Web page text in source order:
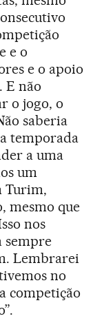
e o
e o apoio
E não
o jogo, o
saberia
temporada
a uma
um
Turim,
mesmo que
nos
sempre
Lembrarei
no
competição